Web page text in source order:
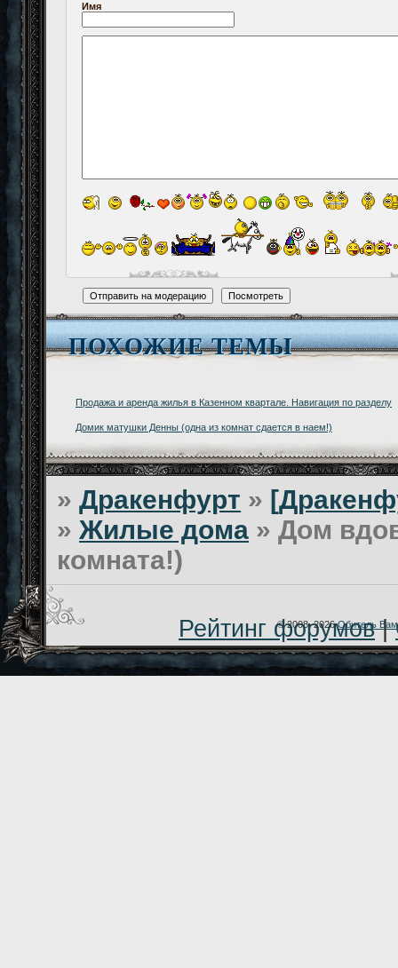
Имя
ПОХОЖИЕ ТЕМЫ
Продажа и аренда жилья в Казенном квартале. Навигация по разделу
Домик матушки Денны (одна из комнат сдается в наем!)
»Дракенфурт »
»Жилые дома »Дом
комната!)
Рейтинг форумов|
© 2008–2026Обитель